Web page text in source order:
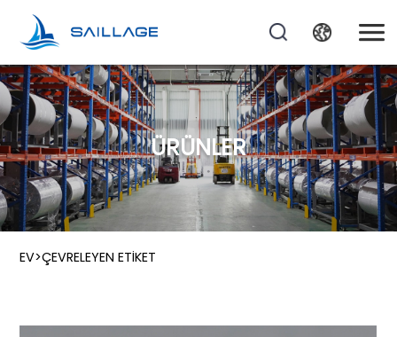
ÜRÜNLER
EV>ÇEVRELEYEN ETIKET